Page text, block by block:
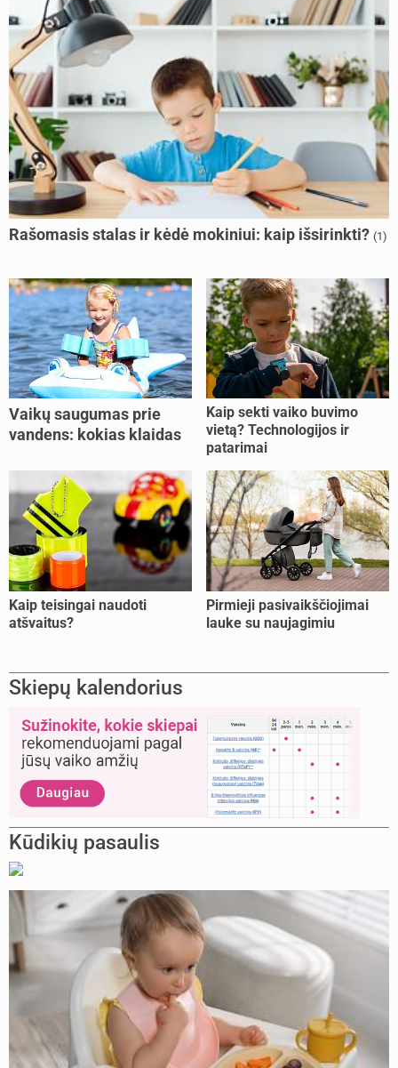
Rašomasis stalas ir kėdė mokiniui: kaip išsirinkti? (1)
Vaikų saugumas prie
vandens: kokias klaidas
Kaip sekti vaiko buvimo
vietą? Technologijos ir
patarimai
Kaip teisingai naudoti
atšvaitus?
Pirmieji pasivaikščiojimai
lauke su naujagimiu
Skiepų kalendorius
Kūdikių pasaulis